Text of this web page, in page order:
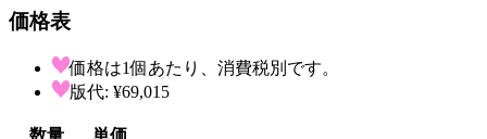
価格表
価格は1個あたり、消費税別です。
版代: ¥69,015
数量
単価